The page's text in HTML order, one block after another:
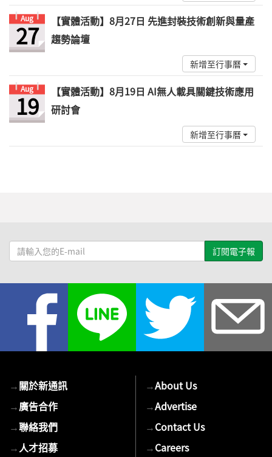
Aug
27
【實體活動】8月27日 先進封裝技術創新與量產
趨勢論壇
新增至行事曆
Aug
19
【實體活動】8月19日 AI無人載具關鍵技術應用
研討會
新增至行事曆
請
輸
→關於新通訊
→廣告合作
→聯絡我們
→人才招募
→About Us
→Advertise
→Contact Us
→Careers